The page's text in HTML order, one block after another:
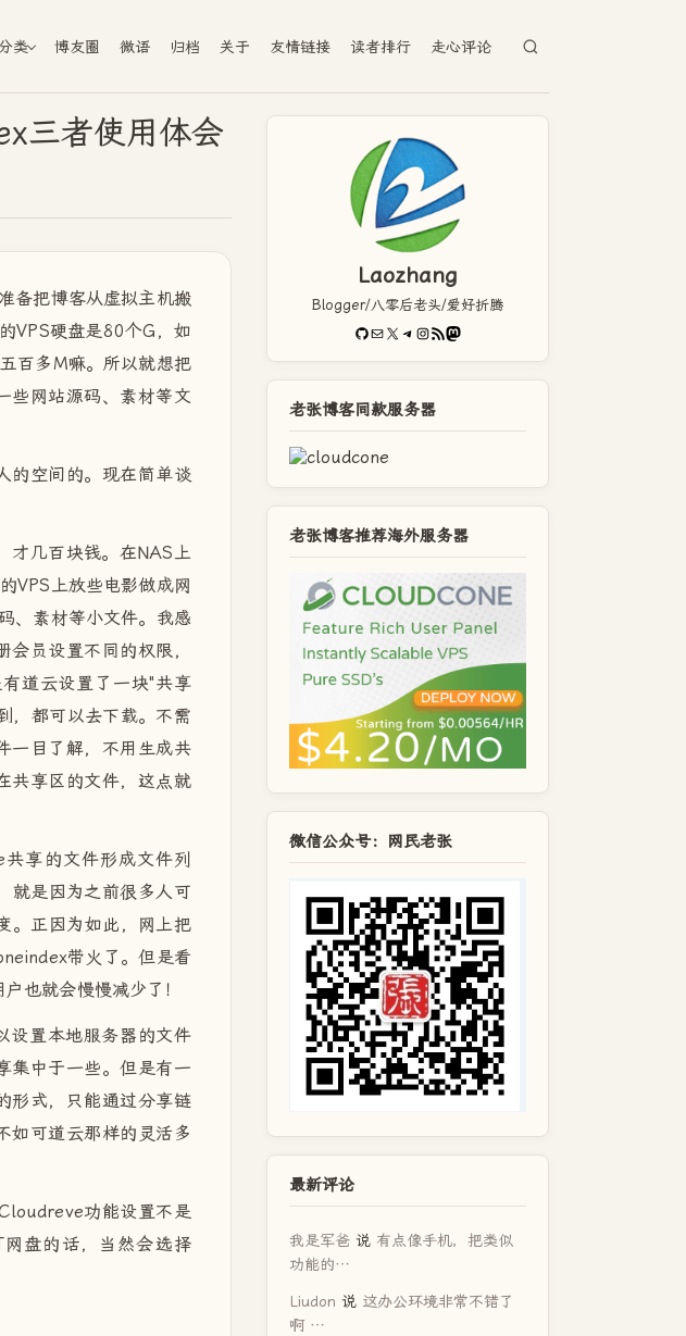
类 博友圈 微语 归档 关于 友情链接 读者排行 走心评论
三者使用体会
备把博客从虚拟主机搬
VPS硬盘是80个G，如
百多M嘛。所以就想把
些网站源码、素材等文
的空间的。现在简单谈
才几百块钱。在NAS上
VPS上放些电影做成网
、素材等小文件。我感
员设置不同的权限，
道云设置了一块"共享
，都可以去下载。不需
一目了解，不用生成共
共享区的文件，这点就
享的文件形成文件列
就是因为之前很多人可
。正因为如此，网上把
带火了。但是看
也就会慢慢减少了！
设置本地服务器的文件
集中于一些。但是有一
形式，只能通过分享链
如可道云那样的灵活多
功能设置不是
盘的话，当然会选择
Laozhang
Blogger/八零后老头/爱好折腾
GitHub
电子邮件X Telegram
Instagram
RSS FeedMastodon
老张博客同款服务器
老张博客推荐海外服务器
微信公众号：网民老张
最新评论
我是军爸 说 有点像手机，把类似
功能的…
Liudon 说 这办公环境非常不错了
啊 …